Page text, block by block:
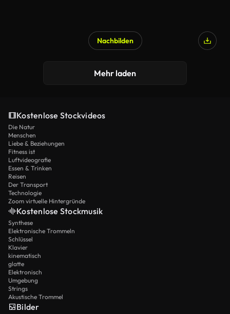
Nachbilden
Mehr laden
Kostenlose Stockvideos
Die Natur
Menschen
Liebe & Beziehungen
Fitness ist
Luftvideografie
Essen & Trinken
Reisen
Der Transport
Technologie
Zoom virtuelle Hintergründe
Kostenlose Stockmusik
Synthese
Elektronische Trommeln
Schlüssel
Klavier
kinematisch
glatte
Elektronisch
Umgebung
Strings
Akustische Trommel
Bilder